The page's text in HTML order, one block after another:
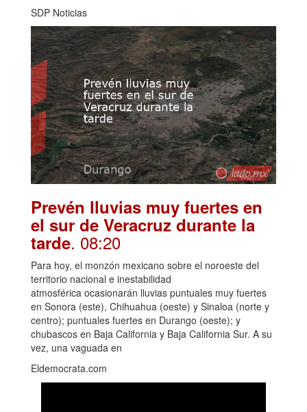
SDP Noticias
Prevén lluvias muy fuertes en
el sur de Veracruz durante la
tarde. 08:20
Para hoy, el monzón mexicano sobre el noroeste del
territorio nacional e inestabilidad
atmosférica ocasionarán lluvias puntuales muy fuertes
en Sonora (este), Chihuahua (oeste) y Sinaloa (norte y
centro); puntuales fuertes en Durango (oeste); y
chubascos en Baja California y Baja California Sur. A su
vez, una vaguada en
Eldemocrata.com